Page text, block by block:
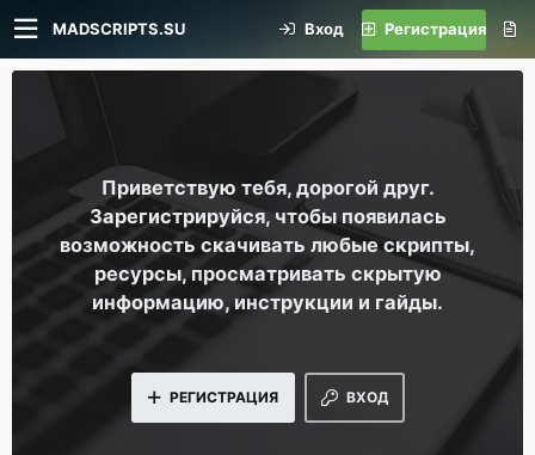
MADSCRIPTS.SU Вход Регистрация
Приветствую тебя, дорогой друг.
Зарегистрируйся, чтобы появилась
возможность скачивать любые скрипты,
ресурсы, просматривать скрытую
информацию, инструкции и гайды.
ВХОД
РЕГИСТРАЦИЯ